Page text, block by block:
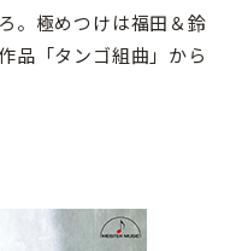
。極めつけは福田＆鈴
品「タンゴ組曲」から